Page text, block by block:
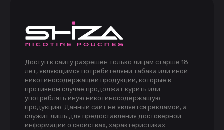
Доступ к сайту разрешен только лицам старше 18
лет, являющимся потребителями табака или иной
никотиносодержащей продукции, которые в
противном случае продолжат курить или
употреблять иную никотиносодержащую
продукцию. Данный сайт не является рекламой, а
служит лишь для предоставления достоверной
информации о свойствах, характеристиках